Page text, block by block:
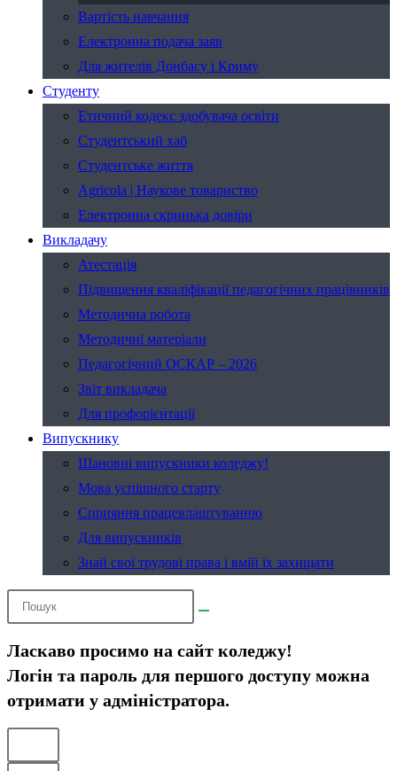
Вартість навчання
Електронна подача заяв
Для жителів Донбасу і Криму
Студенту
Етичний кодекс здобувача освіти
Студентський хаб
Студентське життя
Agricola | Наукове товариство
Електронна скринька довіри
Викладачу
Атестація
Підвищення кваліфікації педагогічних працівників
Методична робота
Методичні матеріали
Педагогічний ОСКАР – 2026
Звіт викладача
Для профорієнтації
Випускнику
Шановні випускники коледжу!
Мова успішного старту
Сприяння працевлаштуванню
Для випускників
Знай свої трудові права і вмій їх захищати
Ласкаво просимо на сайт коледжу!
Логін та пароль для першого доступу можна
отримати у адміністратора.